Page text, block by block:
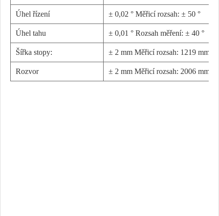
Úhel řízení ± 0,02 ° Měřicí rozsah: ± 50 °
Úhel tahu ± 0,01 ° Rozsah měření: ± 40 °
Šířka stopy: ± 2 mm Měřicí rozsah: 1219 mm -
Rozvor ± 2 mm Měřicí rozsah: 2006 mm -